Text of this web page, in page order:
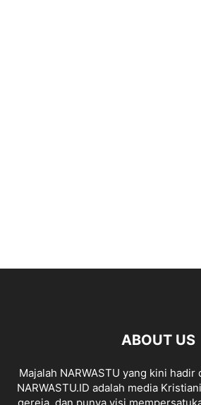
ABOUT US
Majalah NARWASTU yang kini
NARWASTU.ID adalah media
gereja, dan punya visi